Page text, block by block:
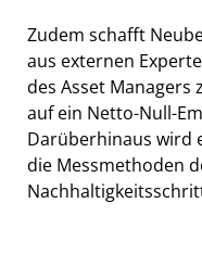
Zudem schafft
aus externen
des Asset
auf ein Netto-Null-
Darüberhinaus wird
die Messmethoden